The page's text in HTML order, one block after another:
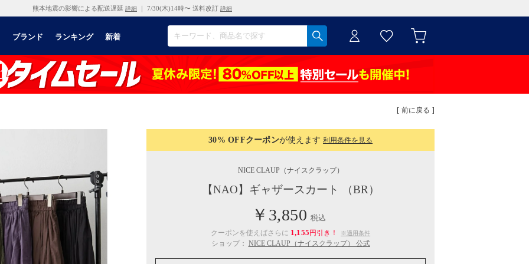
熊本地震の影響による配送遅延 詳細 ｜ 7/30(木)14時〜 送料改訂 詳細
ブランド ランキング 新着
[ 前に戻る ]
30% OFFクーポンが使えます 利用条件を見る
NICE CLAUP（ナイスクラップ）
【NAO】ギャザースカート （BR）
￥3,850 税込
クーポンを使えばさらに 1,155円引き！ ※適用条件
ショップ： NICE CLAUP（ナイスクラップ） 公式